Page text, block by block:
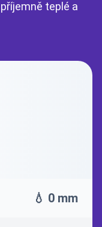
teplé a
💧 0 mm